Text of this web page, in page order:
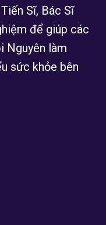
Sĩ, Bác Sĩ
để giúp các
Nguyên làm
sức khỏe bên